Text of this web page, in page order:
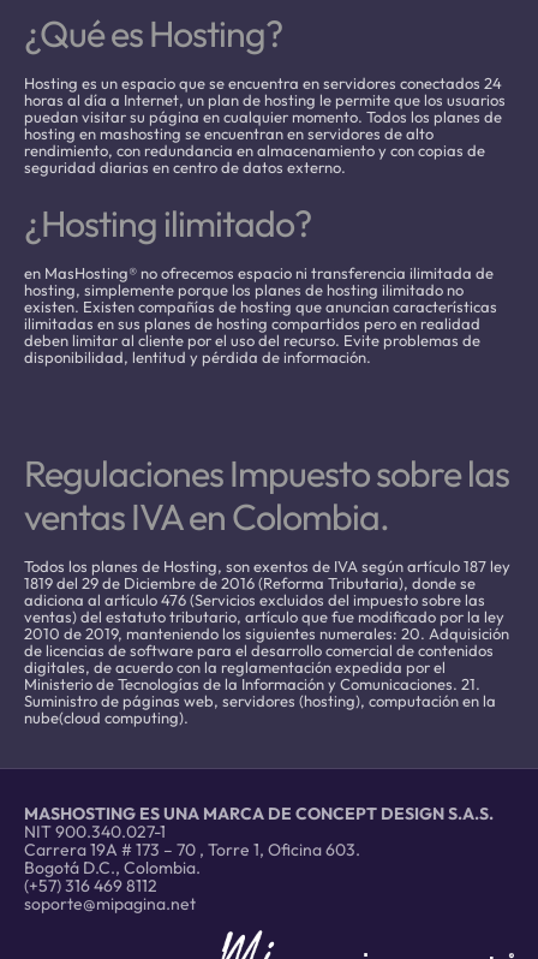
¿Qué es Hosting?
Hosting es un espacio que se encuentra en servidores conectados 24
horas al día a Internet, un plan de hosting le permite que los usuarios
puedan visitar su página en cualquier momento. Todos los planes de
hosting en mashosting se encuentran en servidores de alto
rendimiento, con redundancia en almacenamiento y con copias de
seguridad diarias en centro de datos externo.
¿Hosting ilimitado?
en MasHosting® no ofrecemos espacio ni transferencia ilimitada de
hosting, simplemente porque los planes de hosting ilimitado no
existen. Existen compañías de hosting que anuncian características
ilimitadas en sus planes de hosting compartidos pero en realidad
deben limitar al cliente por el uso del recurso. Evite problemas de
disponibilidad, lentitud y pérdida de información.
Regulaciones Impuesto sobre las
ventas IVA en Colombia.
Todos los planes de Hosting, son exentos de IVA según artículo 187 ley
1819 del 29 de Diciembre de 2016 (Reforma Tributaria), donde se
adiciona al artículo 476 (Servicios excluidos del impuesto sobre las
ventas) del estatuto tributario, artículo que fue modificado por la ley
2010 de 2019, manteniendo los siguientes numerales: 20. Adquisición
de licencias de software para el desarrollo comercial de contenidos
digitales, de acuerdo con la reglamentación expedida por el
Ministerio de Tecnologías de la Información y Comunicaciones. 21.
Suministro de páginas web, servidores (hosting), computación en la
nube(cloud computing).
MASHOSTING ES UNA MARCA DE CONCEPT DESIGN S.A.S.
NIT 900.340.027-1
Carrera 19A # 173 – 70 , Torre 1, Oficina 603.
Bogotá D.C., Colombia.
(+57) 316 469 8112
soporte@mipagina.net